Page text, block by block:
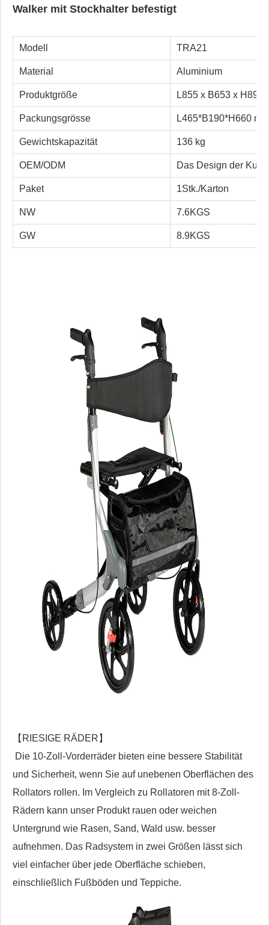
Walker mit Stockhalter befestigt
Modell TRA21
Material Aluminium
Produktgröße L855 x B653 x
Packungsgrösse L465*B190*H660 mm
Gewichtskapazität 136 kg
OEM/ODM Das Design der
Paket 1Stk./Karton
NW 7.6KGS
GW 8.9KGS
【RIESIGE RÄDER】
Die 10-Zoll-Vorderräder bieten eine bessere Stabilität
und Sicherheit, wenn Sie auf unebenen Oberflächen des
Rollators rollen. Im Vergleich zu Rollatoren mit 8-Zoll-
Rädern kann unser Produkt rauen oder weichen
Untergrund wie Rasen, Sand, Wald usw. besser
aufnehmen. Das Radsystem in zwei Größen lässt sich
viel einfacher über jede Oberfläche schieben,
einschließlich Fußböden und Teppiche.